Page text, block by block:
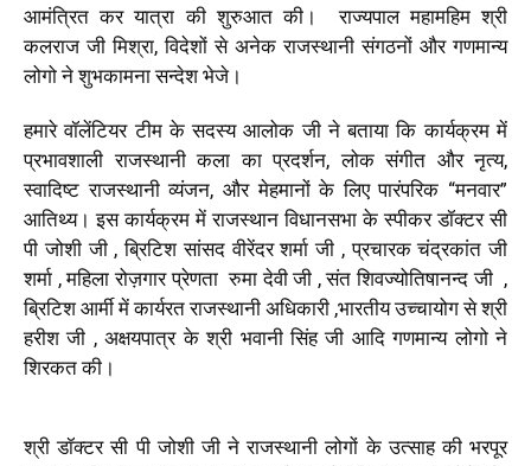
आमंत्रित कर यात्रा की शुरुआत की। राज्यपाल महामहिम श्री
कलराज जी मिश्रा, विदेशों से अनेक राजस्थानी संगठनों और गणमान्य
लोगो ने शुभकामना सन्देश भेजे।
हमारे वॉलेंटियर टीम के सदस्य आलोक जी ने बताया कि कार्यक्रम में
प्रभावशाली राजस्थानी कला का प्रदर्शन, लोक संगीत और नृत्य,
स्वादिष्ट राजस्थानी व्यंजन, और मेहमानों के लिए पारंपरिक “मनवार”
आतिथ्य। इस कार्यक्रम में राजस्थान विधानसभा के स्पीकर डॉक्टर सी
पी जोशी जी , ब्रिटिश सांसद वीरेंदर शर्मा जी , प्रचारक चंद्रकांत जी
शर्मा , महिला रोज़गार प्रेणता रुमा देवी जी , संत शिवज्योतिषानन्द जी ,
ब्रिटिश आर्मी में कार्यरत राजस्थानी अधिकारी ,भारतीय उच्चायोग से श्री
हरीश जी , अक्षयपात्र के श्री भवानी सिंह जी आदि गणमान्य लोगो ने
शिरकत की।
श्री डॉक्टर सी पी जोशी जी ने राजस्थानी लोगों के उत्साह की भरपूर